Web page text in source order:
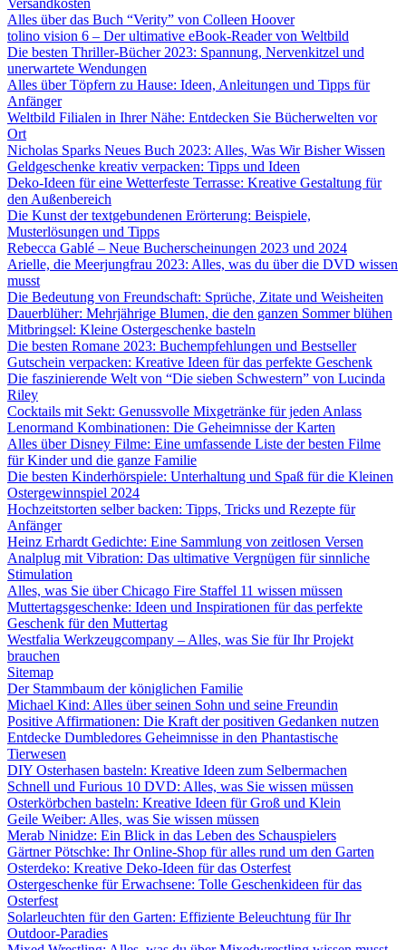
Alles über das Buch “Verity” von Colleen Hoover
tolino vision 6 – Der ultimative eBook-Reader von Weltbild
Die besten Thriller-Bücher 2023: Spannung, Nervenkitzel und
unerwartete Wendungen
Alles über Töpfern zu Hause: Ideen, Anleitungen und Tipps für
Anfänger
Weltbild Filialen in Ihrer Nähe: Entdecken Sie Bücherwelten vor
Ort
Nicholas Sparks Neues Buch 2023: Alles, Was Wir Bisher Wissen
Geldgeschenke kreativ verpacken: Tipps und Ideen
Deko-Ideen für eine Wetterfeste Terrasse: Kreative Gestaltung für
den Außenbereich
Die Kunst der textgebundenen Erörterung: Beispiele,
Musterlösungen und Tipps
Rebecca Gablé – Neue Bucherscheinungen 2023 und 2024
Arielle, die Meerjungfrau 2023: Alles, was du über die DVD wissen
musst
Die Bedeutung von Freundschaft: Sprüche, Zitate und Weisheiten
Dauerblüher: Mehrjährige Blumen, die den ganzen Sommer blühen
Mitbringsel: Kleine Ostergeschenke basteln
Die besten Romane 2023: Buchempfehlungen und Bestseller
Gutschein verpacken: Kreative Ideen für das perfekte Geschenk
Die faszinierende Welt von “Die sieben Schwestern” von Lucinda
Riley
Cocktails mit Sekt: Genussvolle Mixgetränke für jeden Anlass
Lenormand Kombinationen: Die Geheimnisse der Karten
Alles über Disney Filme: Eine umfassende Liste der besten Filme
für Kinder und die ganze Familie
Die besten Kinderhörspiele: Unterhaltung und Spaß für die Kleinen
Ostergewinnspiel 2024
Hochzeitstorten selber backen: Tipps, Tricks und Rezepte für
Anfänger
Heinz Erhardt Gedichte: Eine Sammlung von zeitlosen Versen
Analplug mit Vibration: Das ultimative Vergnügen für sinnliche
Stimulation
Alles, was Sie über Chicago Fire Staffel 11 wissen müssen
Muttertagsgeschenke: Ideen und Inspirationen für das perfekte
Geschenk für den Muttertag
Westfalia Werkzeugcompany – Alles, was Sie für Ihr Projekt
brauchen
Sitemap
Der Stammbaum der königlichen Familie
Michael Kind: Alles über seinen Sohn und seine Freundin
Positive Affirmationen: Die Kraft der positiven Gedanken nutzen
Entdecke Dumbledores Geheimnisse in den Phantastische
Tierwesen
DIY Osterhasen basteln: Kreative Ideen zum Selbermachen
Schnell und Furious 10 DVD: Alles, was Sie wissen müssen
Osterkörbchen basteln: Kreative Ideen für Groß und Klein
Geile Weiber: Alles, was Sie wissen müssen
Merab Ninidze: Ein Blick in das Leben des Schauspielers
Gärtner Pötschke: Ihr Online-Shop für alles rund um den Garten
Osterdeko: Kreative Deko-Ideen für das Osterfest
Ostergeschenke für Erwachsene: Tolle Geschenkideen für das
Osterfest
Solarleuchten für den Garten: Effiziente Beleuchtung für Ihr
Outdoor-Paradies